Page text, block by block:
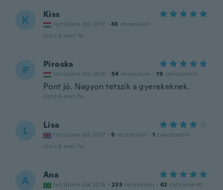
K Kiss
Iscrizione dal 2017 · 43 recensioni
circa 6 anni fa
P Piroska
Iscrizione dal 2018 · 54 recensioni · 19 caricamenti
Pont jó. Nagyon tetszik a gyerekeknek.
circa 6 anni fa
L Lisa
Iscrizione dal 2017 · 9 recensioni · 1 caricamenti
circa 6 anni fa
A Ana
Iscrizione dal 2016 · 233 recensioni · 62 caricamenti